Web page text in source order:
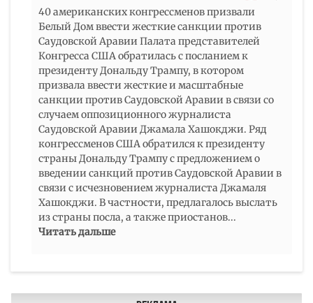
40 американских конгрессменов призвали
Белый Дом ввести жесткие санкции против
Саудовской Аравии Палата представителей
Конгресса США обратилась с посланием к
президенту Дональду Трампу, в котором
призвала ввести жесткие и масштабные
санкции против Саудовской Аравии в связи со
случаем оппозиционного журналиста
Саудовской Аравии Джамала Хашокджи. Ряд
конгрессменов США обратился к президенту
страны Дональду Трампу с предложением о
введении санкций против Саудовской Аравии в
связи с исчезновением журналиста Джамаля
Хашокджи. В частности, предлагалось выслать
из страны посла, а также приостанов...
Читать дальше